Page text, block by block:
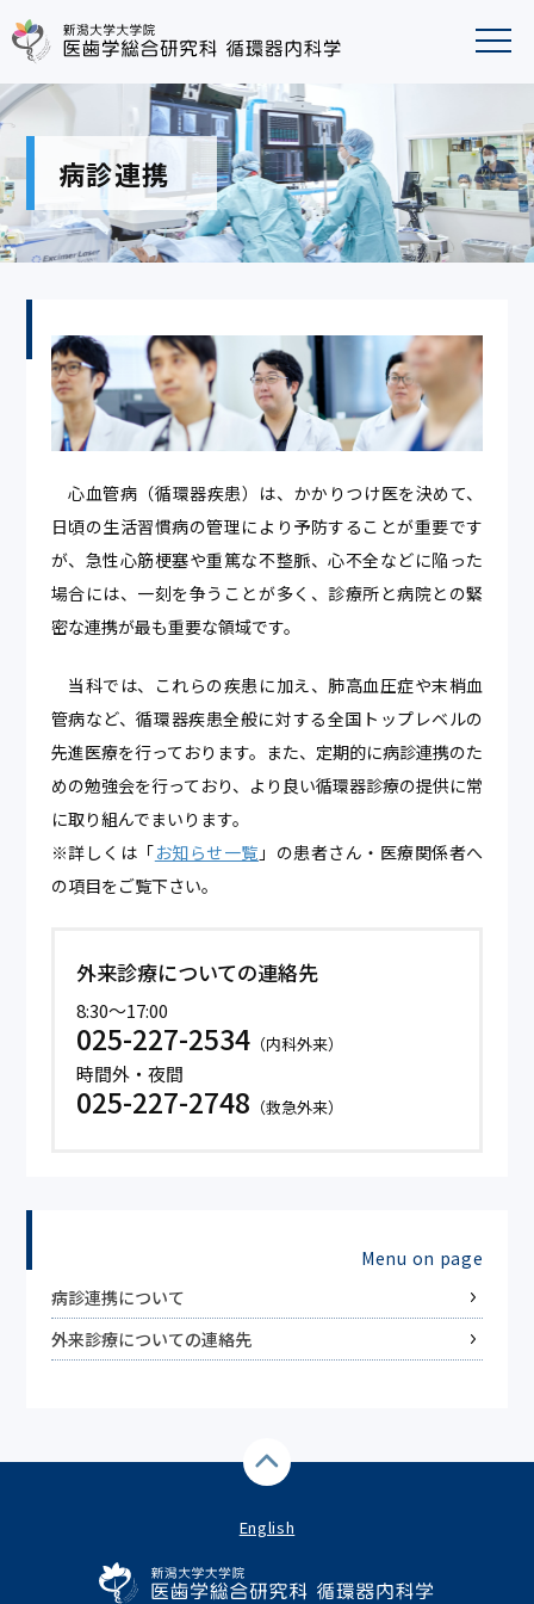
病診連携
心血管病（循環器疾患）は、かかりつけ医を決めて、
日頃の生活習慣病の管理により予防することが重要です
が、急性心筋梗塞や重篤な不整脈、心不全などに陥った
場合には、一刻を争うことが多く、診療所と病院との緊
密な連携が最も重要な領域です。
当科では、これらの疾患に加え、肺高血圧症や末梢血
管病など、循環器疾患全般に対する全国トップレベルの
先進医療を行っております。また、定期的に病診連携のた
めの勉強会を行っており、より良い循環器診療の提供に常
に取り組んでまいります。
※詳しくは「お知らせ一覧 」の患者さん・医療関係者へ
の項目をご覧下さい。
外来診療についての連絡先
8:30～17:00
025-227-2534（内科外来）
時間外・夜間
025-227-2748 （救急外来）
Menu on page
病診連携について
外来診療についての連絡先
English